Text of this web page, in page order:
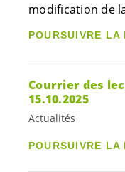
modification de
POURSUIVRE LA
Courrier des
15.10.2025
Actualités
POURSUIVRE LA